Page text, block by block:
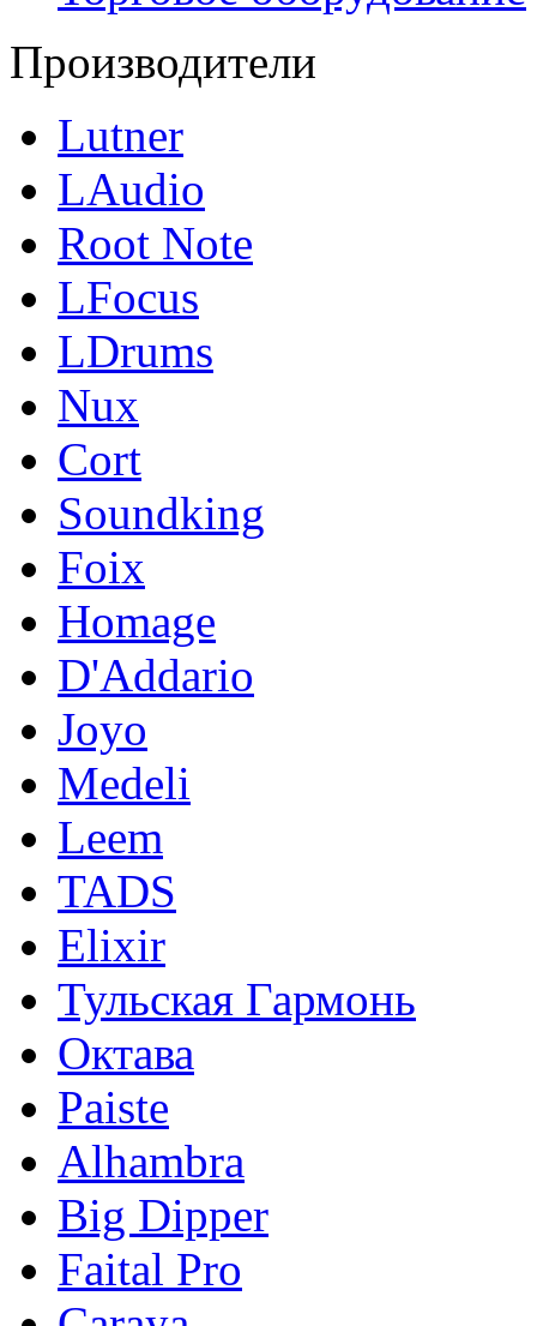
Производители
Lutner
LAudio
Root Note
LFocus
LDrums
Nux
Cort
Soundking
Foix
Homage
D'Addario
Joyo
Medeli
Leem
TADS
Elixir
Тульская Гармонь
Октава
Paiste
Alhambra
Big Dipper
Faital Pro